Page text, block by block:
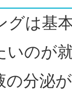
グは基
いのが
の分泌